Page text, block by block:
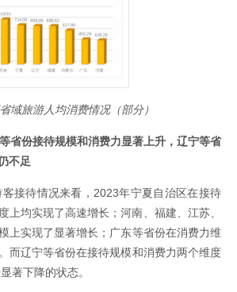
域旅游人均消费情况（部分）
省份接待规模和消费力显著上升，辽宁等省
不足
接待情况来看，2023年宁夏自治区在接待
上均实现了高速增长；河南、福建、江苏、
上实现了显著增长；广东等省份在消费力维
而辽宁等省份在接待规模和消费力两个维度
著下降的状态。